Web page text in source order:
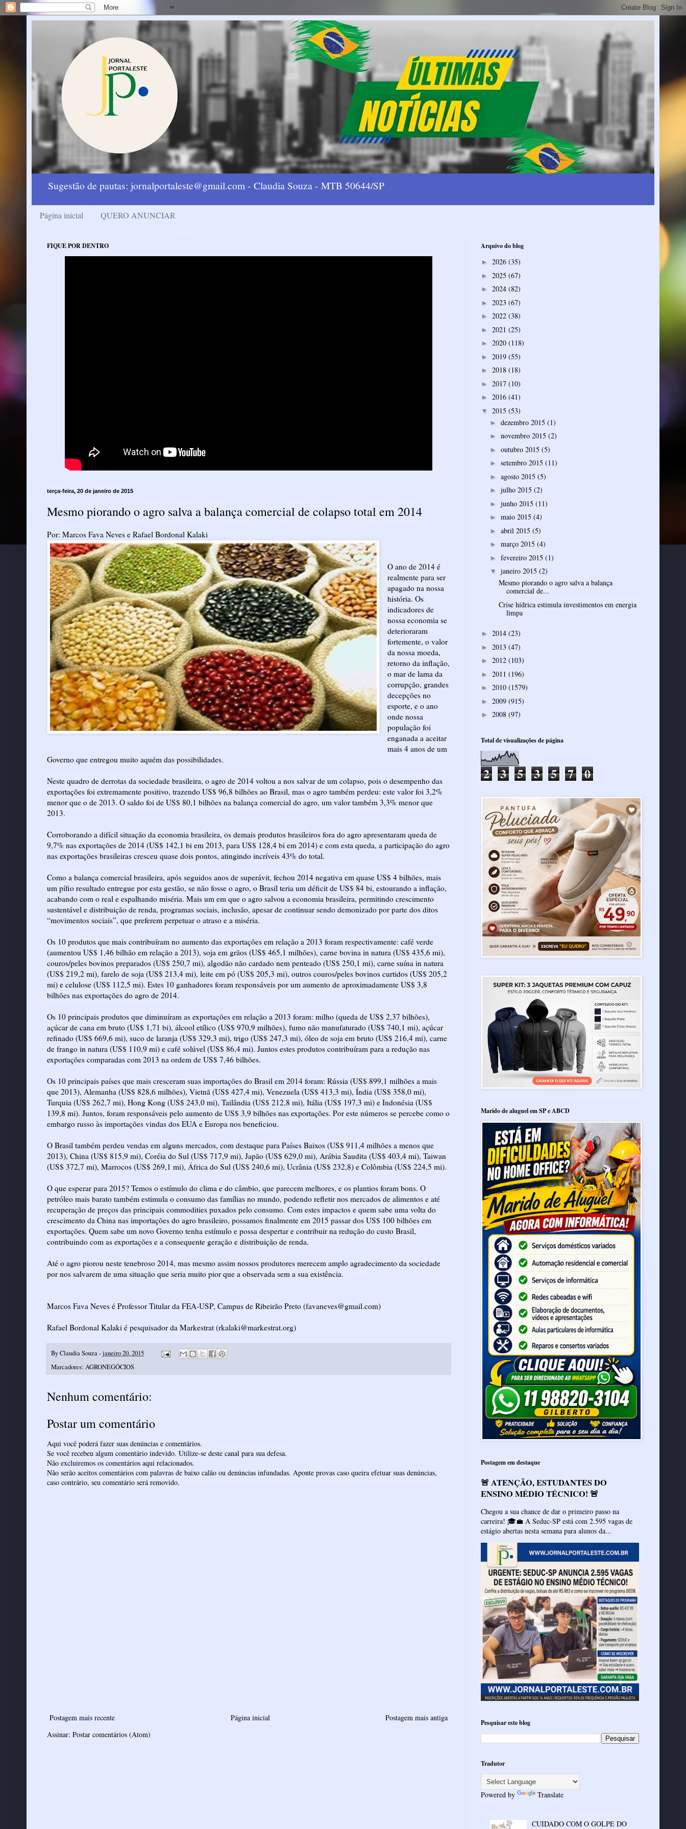
Sugestão de pautas: jornalportaleste@gmail.com - Claudia Souza - MTB 50644/SP
Página inicial QUERO ANUNCIAR
FIQUE POR DENTRO
terça-feira, 20 de janeiro de 2015
Mesmo piorando o agro salva a balança comercial de colapso total em 2014
Por: Marcos Fava Neves e Rafael Bordonal Kalaki
O ano de 2014 é
realmente para ser
apagado na nossa
história. Os
indicadores de
nossa economia se
deterioraram
fortemente, o valor
da nossa moeda,
retorno da inflação,
o mar de lama da
corrupção, grandes
decepções no
esporte, e o ano
onde nossa
população foi
enganada a aceitar
mais 4 anos de um
Governo que entregou muito aquém das possibilidades.
Neste quadro de derrotas da sociedade brasileira, o agro de 2014 voltou a nos salvar de um colapso, pois o desempenho das
exportações foi extremamente positivo, trazendo US$ 96,8 bilhões ao Brasil, mas o agro também perdeu: este valor foi 3,2%
menor que o de 2013. O saldo foi de US$ 80,1 bilhões na balança comercial do agro, um valor também 3,3% menor que
2013.
Corroborando a difícil situação da economia brasileira, os demais produtos brasileiros fora do agro apresentaram queda de
9,7% nas exportações de 2014 (US$ 142,1 bi em 2013, para US$ 128,4 bi em 2014) e com esta queda, a participação do agro
nas exportações brasileiras cresceu quase dois pontos, atingindo incríveis 43% do total.
Como a balança comercial brasileira, após seguidos anos de superávit, fechou 2014 negativa em quase US$ 4 bilhões, mais
um pífio resultado entregue por esta gestão, se não fosse o agro, o Brasil teria um déficit de US$ 84 bi, estourando a inflação,
acabando com o real e espalhando miséria. Mais um em que o agro salvou a economia brasileira, permitindo crescimento
sustentável e distribuição de renda, programas sociais, inclusão, apesar de continuar sendo demonizado por parte dos ditos
“movimentos sociais”, que preferem perpetuar o atraso e a miséria.
Os 10 produtos que mais contribuíram no aumento das exportações em relação a 2013 foram respectivamente: café verde
(aumentou US$ 1,46 bilhão em relação a 2013), soja em grãos (US$ 465,1 milhões), carne bovina in natura (US$ 435,6 mi),
couros/peles bovinos preparados (US$ 250,7 mi), algodão não cardado nem penteado (US$ 250,1 mi), carne suína in natura
(US$ 219,2 mi), farelo de soja (US$ 213,4 mi), leite em pó (US$ 205,3 mi), outros couros/peles bovinos curtidos (US$ 205,2
mi) e celulose (US$ 112,5 mi). Estes 10 ganhadores foram responsáveis por um aumento de aproximadamente US$ 3,8
bilhões nas exportações do agro de 2014.
Os 10 principais produtos que diminuíram as exportações em relação a 2013 foram: milho (queda de US$ 2,37 bilhões),
açúcar de cana em bruto (US$ 1,71 bi), álcool etílico (US$ 970,9 milhões), fumo não manufaturado (US$ 740,1 mi), açúcar
refinado (US$ 669,6 mi), suco de laranja (US$ 329,3 mi), trigo (US$ 247,3 mi), óleo de soja em bruto (US$ 216,4 mi), carne
de frango in natura (US$ 110,9 mi) e café solúvel (US$ 86,4 mi). Juntos estes produtos contribuíram para a redução nas
exportações comparadas com 2013 na ordem de US$ 7,46 bilhões.
Os 10 principais países que mais cresceram suas importações do Brasil em 2014 foram: Rússia (US$ 899,1 milhões a mais
que 2013), Alemanha (US$ 828,6 milhões), Vietnã (US$ 427,4 mi), Venezuela (US$ 413,3 mi), Índia (US$ 358,0 mi),
Turquia (US$ 262,7 mi), Hong Kong (US$ 243,0 mi), Tailândia (US$ 212,8 mi), Itália (US$ 197,3 mi) e Indonésia (US$
139,8 mi). Juntos, foram responsáveis pelo aumento de US$ 3,9 bilhões nas exportações. Por este números se percebe como o
embargo russo às importações vindas dos EUA e Europa nos beneficiou.
O Brasil também perdeu vendas em alguns mercados, com destaque para Países Baixos (US$ 911,4 milhões a menos que
2013), China (US$ 815,9 mi), Coréia do Sul (US$ 717,9 mi), Japão (US$ 629,0 mi), Arábia Saudita (US$ 403,4 mi), Taiwan
(US$ 372,7 mi), Marrocos (US$ 269,1 mi), África do Sul (US$ 240,6 mi), Ucrânia (US$ 232,8) e Colômbia (US$ 224,5 mi).
O que esperar para 2015? Temos o estímulo do clima e do câmbio, que parecem melhores, e os plantios foram bons. O
petróleo mais barato também estimula o consumo das famílias no mundo, podendo refletir nos mercados de alimentos e até
recuperação de preços das principais commodities puxados pelo consumo. Com estes impactos e quem sabe uma volta do
crescimento da China nas importações do agro brasileiro, possamos finalmente em 2015 passar dos US$ 100 bilhões em
exportações. Quem sabe um novo Governo tenha estímulo e possa despertar e contribuir na redução do custo Brasil,
contribuindo com as exportações e a consequente geração e distribuição de renda.
Até o agro piorou neste tenebroso 2014, mas mesmo assim nossos produtores merecem amplo agradecimento da sociedade
por nos salvarem de uma situação que seria muito pior que a observada sem a sua existência.
Marcos Fava Neves é Professor Titular da FEA-USP, Campus de Ribeirão Preto (favaneves@gmail.com)
Rafael Bordonal Kalaki é pesquisador da Markestrat (rkalaki@markestrat.org)
ByClaudia Souza-janeiro 20, 2015
Marcadores: AGRONEGÓCIOS
Nenhum comentário:
Postar um comentário
Aqui você poderá fazer suas denúncias e comentários.
Se você recebeu algum comentário indevido. Utilize-se deste canal para sua defesa.
Não excluiremos os comentários aqui relacionados.
Não serão aceitos comentários com palavras de baixo calão ou denúncias infundadas. Aponte provas caso queira efetuar suas denúncias,
caso contrário, seu comentário será removido.
Postagem mais recente Postagem mais antiga
Página inicial
Assinar: Postar comentários (Atom)
Arquivo do blog
► 2026 (35)
► 2025 (67)
► 2024 (82)
► 2023 (67)
► 2022 (38)
► 2021 (25)
► 2020 (118)
► 2019 (55)
► 2018 (18)
► 2017 (10)
► 2016 (41)
▼ 2015 (53)
► dezembro 2015 (1)
► novembro 2015 (2)
► outubro 2015 (5)
► setembro 2015 (11)
► agosto 2015 (5)
► julho 2015 (2)
► junho 2015 (11)
► maio 2015 (4)
► abril 2015 (5)
► março 2015 (4)
► fevereiro 2015 (1)
▼ janeiro 2015 (2)
Mesmo piorando o agro salva a balança
comercial de...
Crise hídrica estimula investimentos em energia
limpa
► 2014 (23)
► 2013 (47)
► 2012 (103)
► 2011 (196)
► 2010 (1579)
► 2009 (915)
► 2008 (97)
Total de visualizações de página
2 3 5 3 5 7 0
Marido de aluguel em SP e ABCD
Postagem em destaque
🚨 ATENÇÃO, ESTUDANTES DO
ENSINO MÉDIO TÉCNICO! 🚨
Chegou a sua chance de dar o primeiro passo na
carreira! 🎓💼 A Seduc-SP está com 2.595 vagas de
estágio abertas nesta semana para alunos da...
Pesquisar este blog
Tradutor
Powered by Translate
CUIDADO COM O GOLPE DO